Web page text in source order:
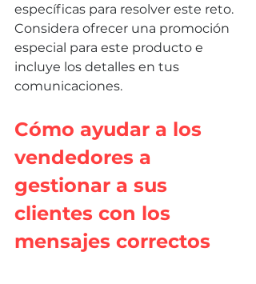
específicas para resolver este reto.
Considera ofrecer una promoción
especial para este producto e
incluye los detalles en tus
comunicaciones.
Cómo ayudar a los
vendedores a
gestionar a sus
clientes con los
mensajes correctos